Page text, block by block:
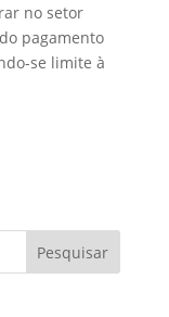
no setor
pagamento
se limite à
Pesquisar